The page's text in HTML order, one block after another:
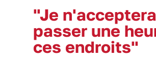
"Je
passer une
ces endroits"